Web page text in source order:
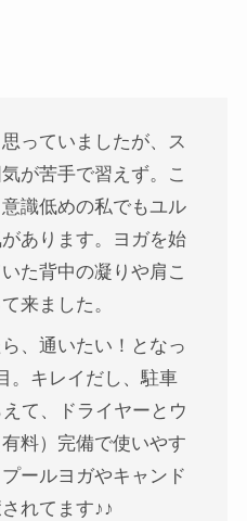
っていましたが、ス
が苦手で習えず。こ
識低めの私でもユル
あります。ヨガを始
た背中の凝りや肩こ
来ました。
、通いたい！となっ
。キレイだし、駐車
て、ドライヤーとウ
料）完備で使いやす
ールヨガやキャンド
れてます♪♪